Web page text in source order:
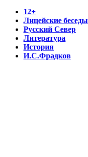
12+
Лицейские беседы
Русский Север
Литература
История
И.С.Фрадков